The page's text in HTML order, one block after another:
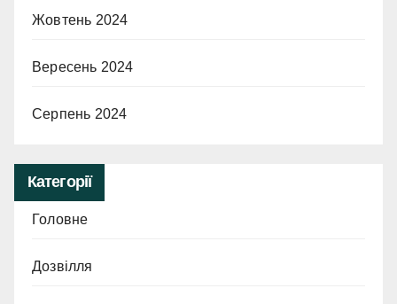
Жовтень 2024
Вересень 2024
Серпень 2024
Категорії
Головне
Дозвілля